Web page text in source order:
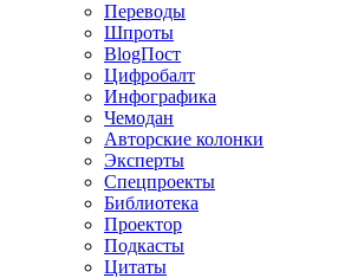
Переводы
Шпроты
BlogПост
Цифробалт
Инфографика
Чемодан
Авторские колонки
Эксперты
Спецпроекты
Библиотека
Проектор
Подкасты
Цитаты